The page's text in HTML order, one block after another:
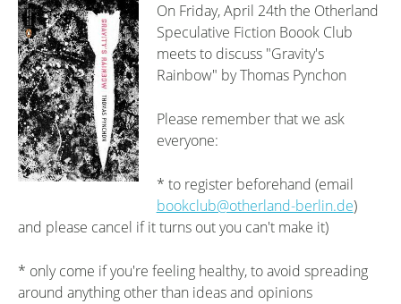
On Friday, April 24th the Otherland
Speculative Fiction Boook Club
meets to discuss "Gravity's
Rainbow" by Thomas Pynchon
Please remember that we ask
everyone:
* to register beforehand (email
bookclub@otherland-berlin.de)
and please cancel if it turns out you can't make it)
* only come if you're feeling healthy, to avoid spreading
around anything other than ideas and opinions